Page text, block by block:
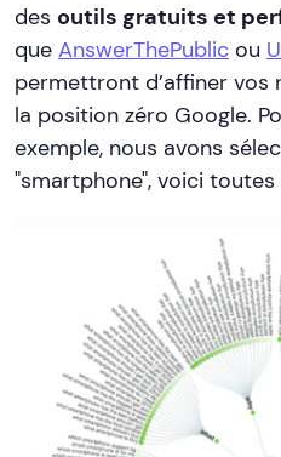
des outils gratuits et
que AnswerThePublic ou
permettront d’affiner
la position zéro Google.
exemple, nous avons
"smartphone", voici